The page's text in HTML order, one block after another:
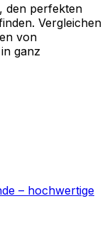
den perfekten
Vergleichen
von
ganz
– hochwertige